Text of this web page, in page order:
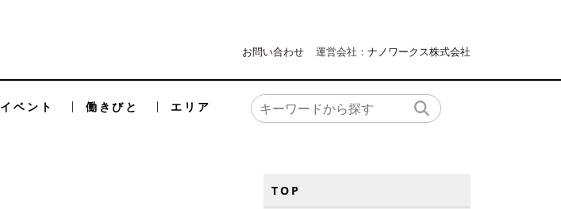
お問い合わせ 運営会社： ナノワークス株式会社
イベント 働きびと エリア
TOP